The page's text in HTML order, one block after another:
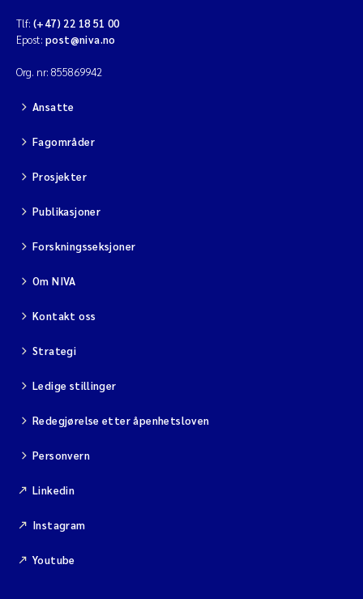
Tlf: (+47) 22 18 51 00
Epost: post@niva.no
Org. nr: 855869942
Ansatte
Fagområder
Prosjekter
Publikasjoner
Forskningsseksjoner
Om NIVA
Kontakt oss
Strategi
Ledige stillinger
Redegjørelse etter åpenhetsloven
Personvern
Linkedin
Instagram
Youtube